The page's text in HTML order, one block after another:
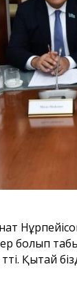
Астана қаласы
болып
Қытай